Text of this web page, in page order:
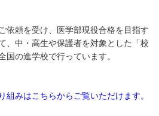
依頼を受け、医学部現役合格を目指す
、中・高生や保護者を対象とした「校
国の進学校で行っています。
組みはこちらからご覧いただけます。